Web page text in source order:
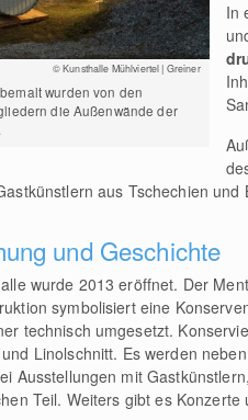
© Kunsthalle Mühlviertel | Greiner
wurden von den
die Außenwände der
In
aus Tschechien und
und Geschichte
wurde 2013 eröffnet. Der
symbolisiert eine
technisch umgesetzt.
Linolschnitt. Es werden
Ausstellungen mit
Teil. Weiters gibt es Konzerte